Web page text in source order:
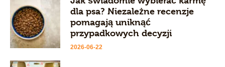
dla psa? Niezależne recenzje
pomagają uniknąć
przypadkowych decyzji
2026-06-22